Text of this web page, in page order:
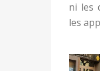
ni les
les